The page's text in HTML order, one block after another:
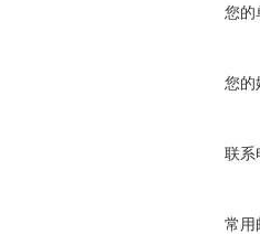
您的
您的
联系
常用